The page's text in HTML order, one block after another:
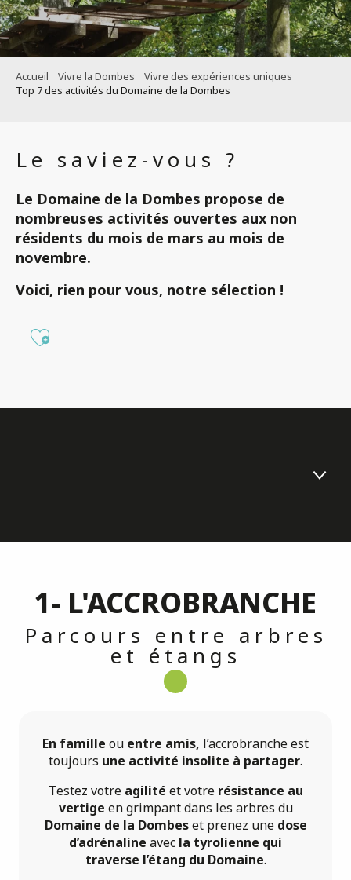
Accueil Vivre la Dombes
Vivre des expériences uniques
Top 7 des activités du Domaine de la Dombes
Le saviez-vous ?
Le Domaine de la Dombes propose de
nombreuses activités ouvertes aux non
résidents du mois de mars au mois de
novembre.
Voici, rien pour vous, notre sélection !
Ajouter aux favoris
Accrobranche
Location de vélos
Sauna et jacuzzi
Location de rosalies
Pêche
1- L'ACCROBRANCHE
Parcours entre arbres
et étangs
En famille ou entre amis, l’accrobranche est
toujours une activité insolite à partager.
Testez votre agilité et votre résistance au
vertige en grimpant dans les arbres du
Domaine de la Dombeset prenez une dose
d’adrénaline avec la tyrolienne qui
traverse l’étang du Domaine.